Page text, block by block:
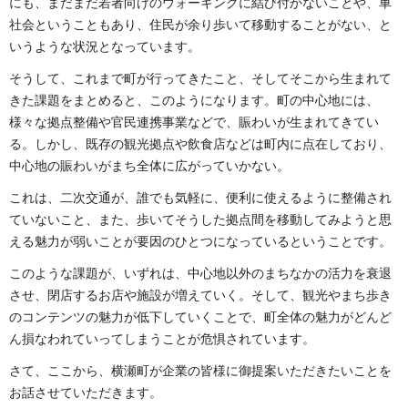
社会ということもあり、住民が余り歩いて移動することがない、と
いうような状況となっています。
そうして、これまで町が行ってきたこと、そしてそこから生まれて
きた課題をまとめると、このようになります。町の中心地には、
様々な拠点整備や官民連携事業などで、賑わいが生まれてきてい
る。しかし、既存の観光拠点や飲食店などは町内に点在しており、
中心地の賑わいがまち全体に広がっていかない。
これは、二次交通が、誰でも気軽に、便利に使えるように整備され
ていないこと、また、歩いてそうした拠点間を移動してみようと思
える魅力が弱いことが要因のひとつになっているということです。
このような課題が、いずれは、中心地以外のまちなかの活力を衰退
させ、閉店するお店や施設が増えていく。そして、観光やまち歩き
のコンテンツの魅力が低下していくことで、町全体の魅力がどんど
ん損なわれていってしまうことが危惧されています。
さて、ここから、横瀬町が企業の皆様に御提案いただきたいことを
お話させていただきます。